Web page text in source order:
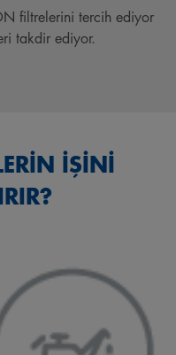
filtrelerini tercih ediyor
takdir ediyor.
İŞİNİ